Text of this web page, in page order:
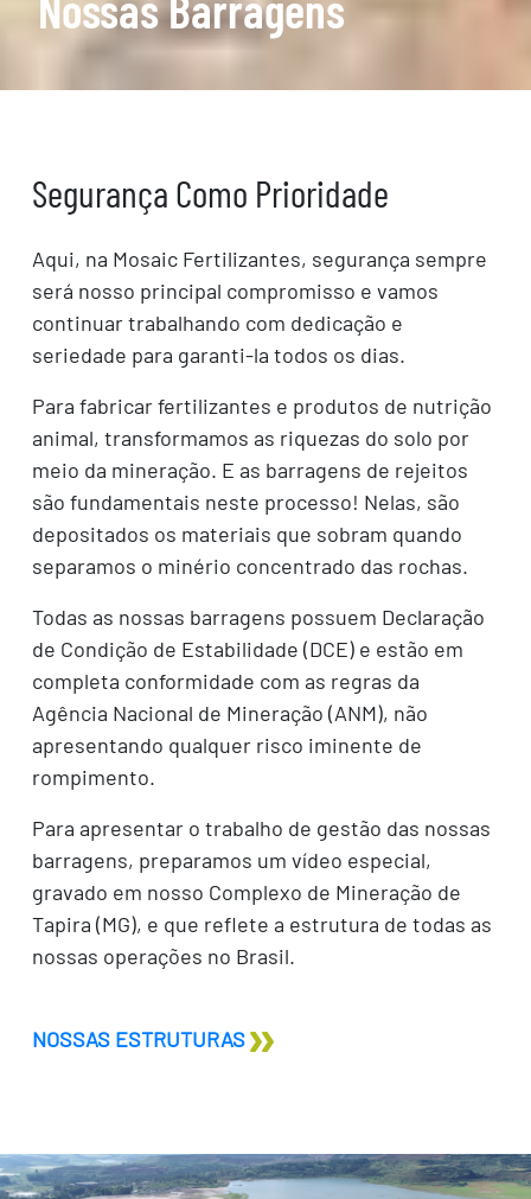
Segurança Como Prioridade
Aqui, na Mosaic Fertilizantes, segurança sempre
será nosso principal compromisso e vamos
continuar trabalhando com dedicação e
seriedade para garanti-la todos os dias.
Para fabricar fertilizantes e produtos de nutrição
animal, transformamos as riquezas do solo por
meio da mineração. E as barragens de rejeitos
são fundamentais neste processo! Nelas, são
depositados os materiais que sobram quando
separamos o minério concentrado das rochas.
Todas as nossas barragens possuem Declaração
de Condição de Estabilidade (DCE) e estão em
completa conformidade com as regras da
Agência Nacional de Mineração (ANM), não
apresentando qualquer risco iminente de
rompimento.
Para apresentar o trabalho de gestão das nossas
barragens, preparamos um vídeo especial,
gravado em nosso Complexo de Mineração de
Tapira (MG), e que reflete a estrutura de todas as
nossas operações no Brasil.
NOSSAS ESTRUTURAS